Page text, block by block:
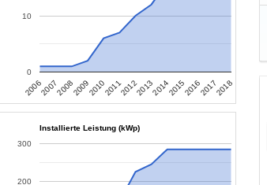
2006200720082009201020112012201320142015201620172018
0
10
Installierte Leistung (kWp)
200
300